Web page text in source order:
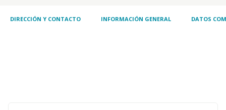
DIRECCIÓN Y CONTACTO INFORMACIÓN GENERAL DATOS